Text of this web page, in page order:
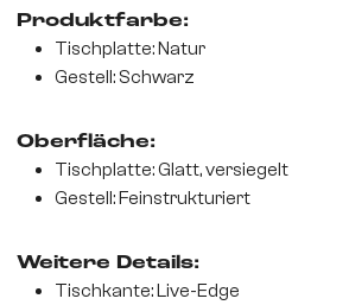
Produktfarbe:
Tischplatte: Natur
Gestell: Schwarz
Oberfläche:
Tischplatte: Glatt, versiegelt
Gestell: Feinstrukturiert
Weitere Details:
Tischkante: Live-Edge